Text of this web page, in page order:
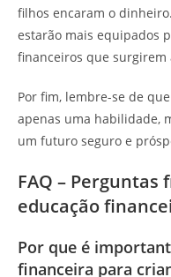
filhos encaram o
estarão mais equipados
financeiros que surgirem
Por fim, lembre-se de
apenas uma habilidade,
um futuro seguro e
FAQ –
educação
Por que é
financeira para